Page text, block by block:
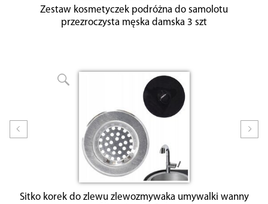
Zestaw kosmetyczek podróżna do samolotu
przezroczysta męska damska 3 szt
Prev
Sitko korek do zlewu zlewozmywaka umywalki wanny